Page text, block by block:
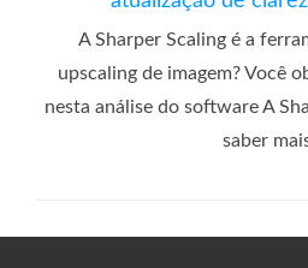
A Sharper Scaling é a
upscaling de imagem? Você
nesta análise do software A
saber